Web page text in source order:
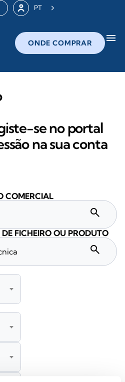
PT
ONDE COMPRAR menu
se no portal
na sua conta
COMERCIAL
search
FICHEIRO OU PRODUTO
search